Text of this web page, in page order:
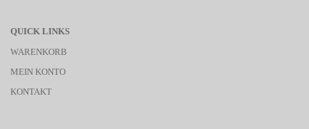
QUICK LINKS
WARENKORB
MEIN KONTO
KONTAKT